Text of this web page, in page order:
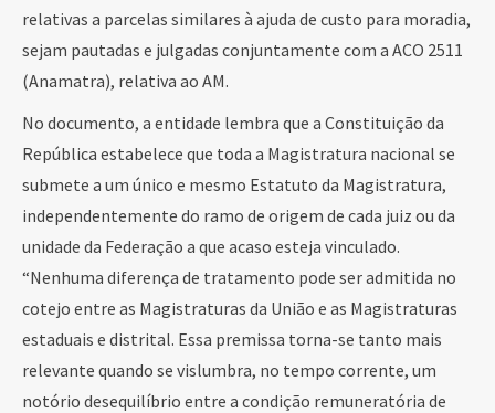
relativas a parcelas similares à ajuda de custo para moradia,
sejam pautadas e julgadas conjuntamente com a ACO 2511
(Anamatra), relativa ao AM.
No documento, a entidade lembra que a Constituição da
República estabelece que toda a Magistratura nacional se
submete a um único e mesmo Estatuto da Magistratura,
independentemente do ramo de origem de cada juiz ou da
unidade da Federação a que acaso esteja vinculado.
“Nenhuma diferença de tratamento pode ser admitida no
cotejo entre as Magistraturas da União e as Magistraturas
estaduais e distrital. Essa premissa torna-se tanto mais
relevante quando se vislumbra, no tempo corrente, um
notório desequilíbrio entre a condição remuneratória de